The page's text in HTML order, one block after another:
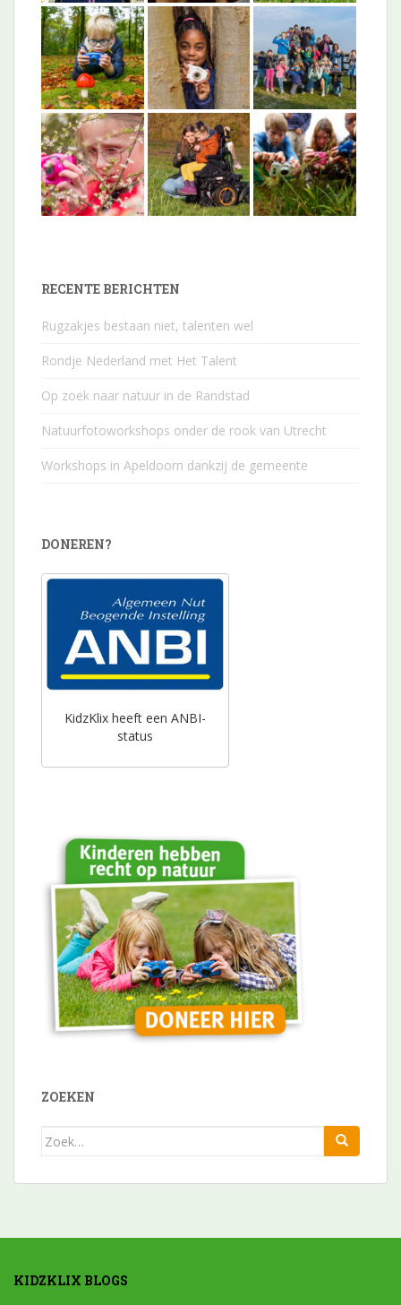
RECENTE BERICHTEN
Rugzakjes bestaan niet, talenten wel
Rondje Nederland met Het Talent
Op zoek naar natuur in de Randstad
Natuurfotoworkshops onder de rook van Utrecht
Workshops in Apeldoorn dankzij de gemeente
DONEREN?
KidzKlix heeft een ANBI-
status
ZOEKEN
Zoek
KIDZKLIX BLOGS